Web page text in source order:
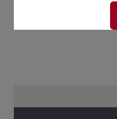
• Directo: +57 (601)
• Conmutador: +57